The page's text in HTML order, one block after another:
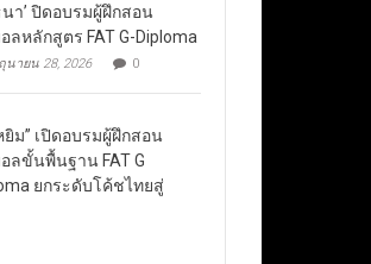
นา’ ปิดอบรมผู้ฝึกสอน
ลหลักสูตร FAT G-Diploma
นายน 28, 2026 0
ยิม” เปิดอบรมผู้ฝึกสอน
ลขั้นพื้นฐาน FAT G
ยกระดับโค้ชไทยสู่